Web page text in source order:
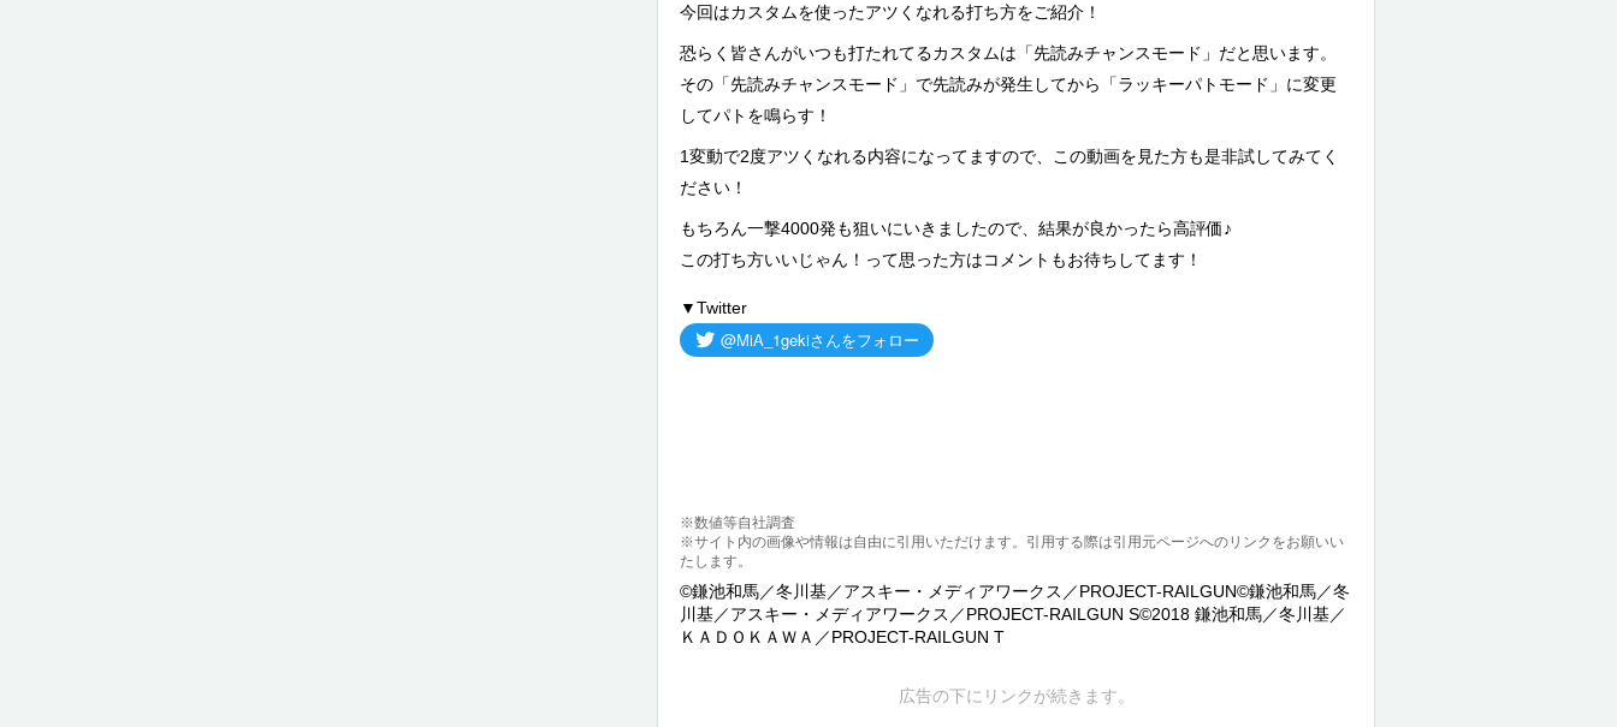
今回はカスタムを使ったアツくなれる打ち方をご紹介！
恐らく皆さんがいつも打たれてるカスタムは「先読みチャンスモード」だと思います。
その「先読みチャンスモード」で先読みが発生してから「ラッキーパトモード」に変更
してパトを鳴らす！
1変動で2度アツくなれる内容になってますので、この動画を見た方も是非試してみてく
ださい！
もちろん一撃4000発も狙いにいきましたので、結果が良かったら高評価♪
この打ち方いいじゃん！って思った方はコメントもお待ちしてます！
▼Twitter
※数値等自社調査
※サイト内の画像や情報は自由に引用いただけます。引用する際は引用元ページへのリンクをお願いい
たします。
©鎌池和馬／冬川基／アスキー・メディアワークス／PROJECT-RAILGUN©鎌池和馬／冬
川基／アスキー・メディアワークス／PROJECT-RAILGUN S©2018 鎌池和馬／冬川基／
ＫＡＤＯＫＡＷＡ／PROJECT-RAILGUN T
広告の下にリンクが続きます。